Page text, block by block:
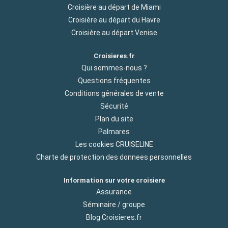
Croisière au départ de Miami
Croisière au départ du Havre
Croisière au départ Venise
Croisieres.fr
Qui sommes-nous ?
Questions fréquentes
Conditions générales de vente
Sécurité
Plan du site
Palmares
Les cookies CRUISELINE
Charte de protection des donnees personnelles
Information sur votre croisiere
Assurance
Séminaire / groupe
Blog Croisieres.fr